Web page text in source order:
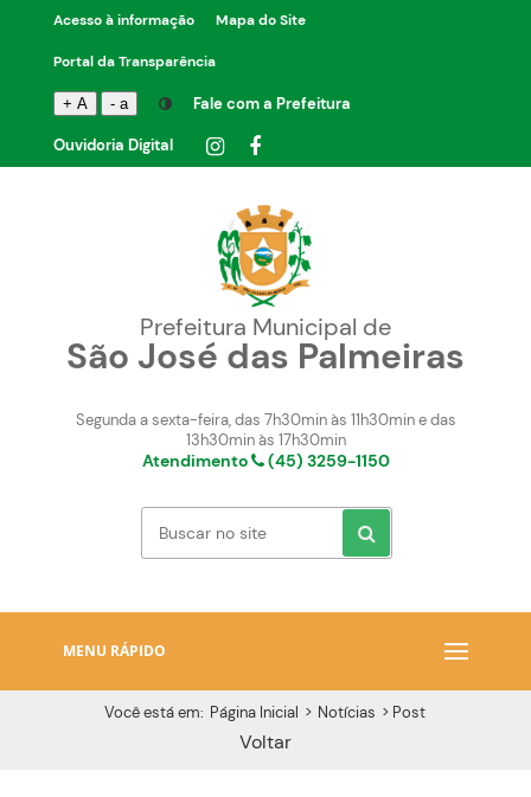
Acesso à informação Mapa do Site
Portal da Transparência
+ A - a Fale com a Prefeitura
Ouvidoria Digital
Prefeitura Municipal de
São José das Palmeiras
Segunda a sexta-feira, das 7h30min às 11h30min e das
13h30min às 17h30min
Atendimento (45) 3259-1150
MENU RÁPIDO
Você está em: Página Inicial > Notícias > Post
Voltar